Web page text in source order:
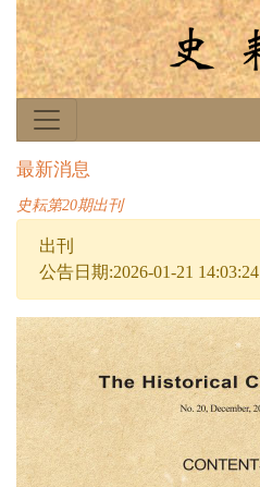
最新消息
史耘第20期出刊
出刊
公告日期:2026-01-21 14:03:24